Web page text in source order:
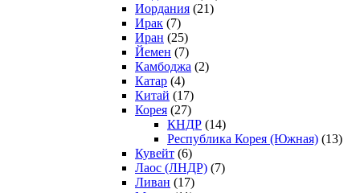
Иордания (21)
Ирак (7)
Иран (25)
Йемен (7)
Камбоджа (2)
Катар (4)
Китай (17)
Корея (27)
КНДР (14)
Республика Корея (Южная) (13)
Кувейт (6)
Лаос (ЛНДР) (7)
Ливан (17)